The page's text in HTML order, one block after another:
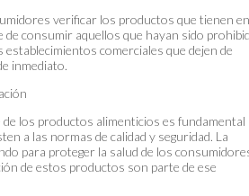
verificar los productos que tienen en
de consumir aquellos que hayan sido
establecimientos comerciales que dejen de
inmediato.
los productos alimenticios es fundamental
a las normas de calidad y seguridad. La
para proteger la salud de los
de estos productos son parte de ese